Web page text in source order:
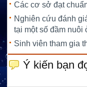
Các cơ sở đạt
Nghiên cứu đánh
tại một số đầm nuôi
Sinh viên tham gia
Ý kiến bạn